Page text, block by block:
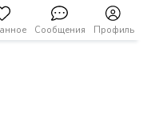
Сообщения Профиль